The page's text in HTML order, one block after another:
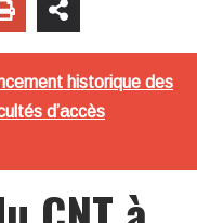
historique des
d’accès